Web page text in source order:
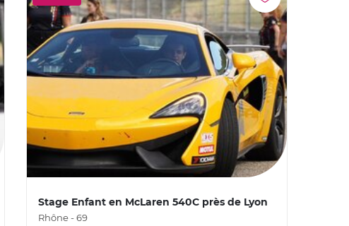
Stage Enfant en McLaren 540C près de Lyon
Rhône - 69